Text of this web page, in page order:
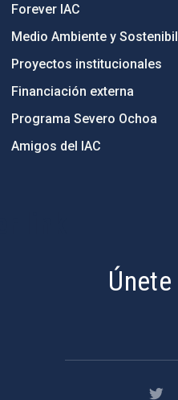
Forever IAC
Medio Ambiente y
Proyectos institucionales
Financiación externa
Programa Severo Ochoa
Amigos del IAC